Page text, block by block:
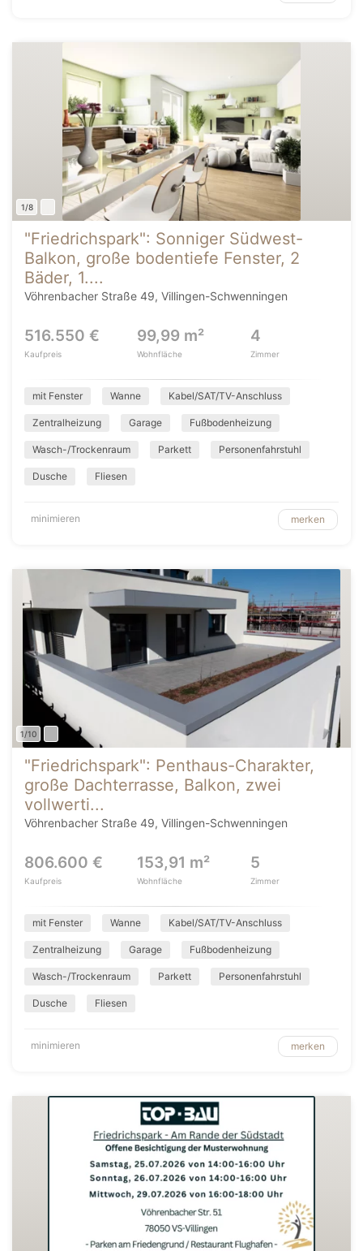
1/8
"Friedrichspark": Sonniger Südwest-
Balkon, große bodentiefe Fenster, 2
Bäder, 1....
Vöhrenbacher Straße 49, Villingen-Schwenningen
516.550 €
Kaufpreis
99,99 m²
Wohnfläche
4
Zimmer
mit Fenster Wanne Kabel/SAT/TV-Anschluss
Zentralheizung Garage Fußbodenheizung
Wasch-/Trockenraum Parkett Personenfahrstuhl
Dusche Fliesen
minimieren merken
1/10
"Friedrichspark": Penthaus-Charakter,
große Dachterrasse, Balkon, zwei
vollwerti...
Vöhrenbacher Straße 49, Villingen-Schwenningen
806.600 €
Kaufpreis
153,91 m²
Wohnfläche
5
Zimmer
mit Fenster Wanne Kabel/SAT/TV-Anschluss
Zentralheizung Garage Fußbodenheizung
Wasch-/Trockenraum Parkett Personenfahrstuhl
Dusche Fliesen
minimieren merken